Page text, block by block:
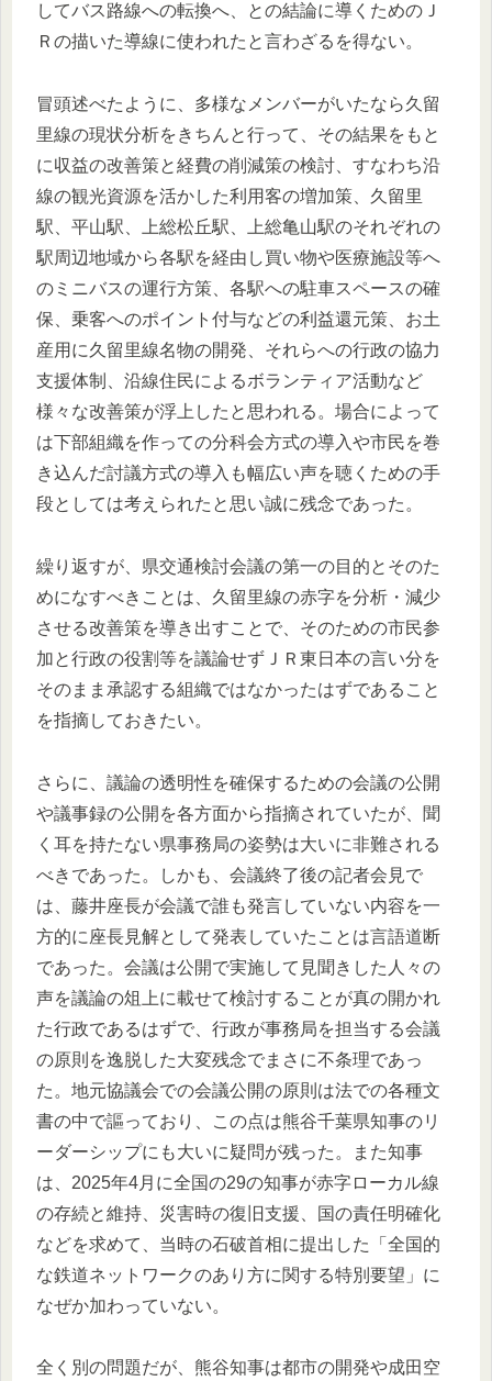
してバス路線への転換へ、との結論に導くためのＪ
Ｒの描いた導線に使われたと言わざるを得ない。
冒頭述べたように、多様なメンバーがいたなら久留
里線の現状分析をきちんと行って、その結果をもと
に収益の改善策と経費の削減策の検討、すなわち沿
線の観光資源を活かした利用客の増加策、久留里
駅、平山駅、上総松丘駅、上総亀山駅のそれぞれの
駅周辺地域から各駅を経由し買い物や医療施設等へ
のミニバスの運行方策、各駅への駐車スペースの確
保、乗客へのポイント付与などの利益還元策、お土
産用に久留里線名物の開発、それらへの行政の協力
支援体制、沿線住民によるボランティア活動など
様々な改善策が浮上したと思われる。場合によって
は下部組織を作っての分科会方式の導入や市民を巻
き込んだ討議方式の導入も幅広い声を聴くための手
段としては考えられたと思い誠に残念であった。
繰り返すが、県交通検討会議の第一の目的とそのた
めになすべきことは、久留里線の赤字を分析・減少
させる改善策を導き出すことで、そのための市民参
加と行政の役割等を議論せずＪＲ東日本の言い分を
そのまま承認する組織ではなかったはずであること
を指摘しておきたい。
さらに、議論の透明性を確保するための会議の公開
や議事録の公開を各方面から指摘されていたが、聞
く耳を持たない県事務局の姿勢は大いに非難される
べきであった。しかも、会議終了後の記者会見で
は、藤井座長が会議で誰も発言していない内容を一
方的に座長見解として発表していたことは言語道断
であった。会議は公開で実施して見聞きした人々の
声を議論の俎上に載せて検討することが真の開かれ
た行政であるはずで、行政が事務局を担当する会議
の原則を逸脱した大変残念でまさに不条理であっ
た。地元協議会での会議公開の原則は法での各種文
書の中で謳っており、この点は熊谷千葉県知事のリ
ーダーシップにも大いに疑問が残った。また知事
は、2025年4月に全国の29の知事が赤字ローカル線
の存続と維持、災害時の復旧支援、国の責任明確化
などを求めて、当時の石破首相に提出した「全国的
な鉄道ネットワークのあり方に関する特別要望」に
なぜか加わっていない。
全く別の問題だが、熊谷知事は都市の開発や成田空